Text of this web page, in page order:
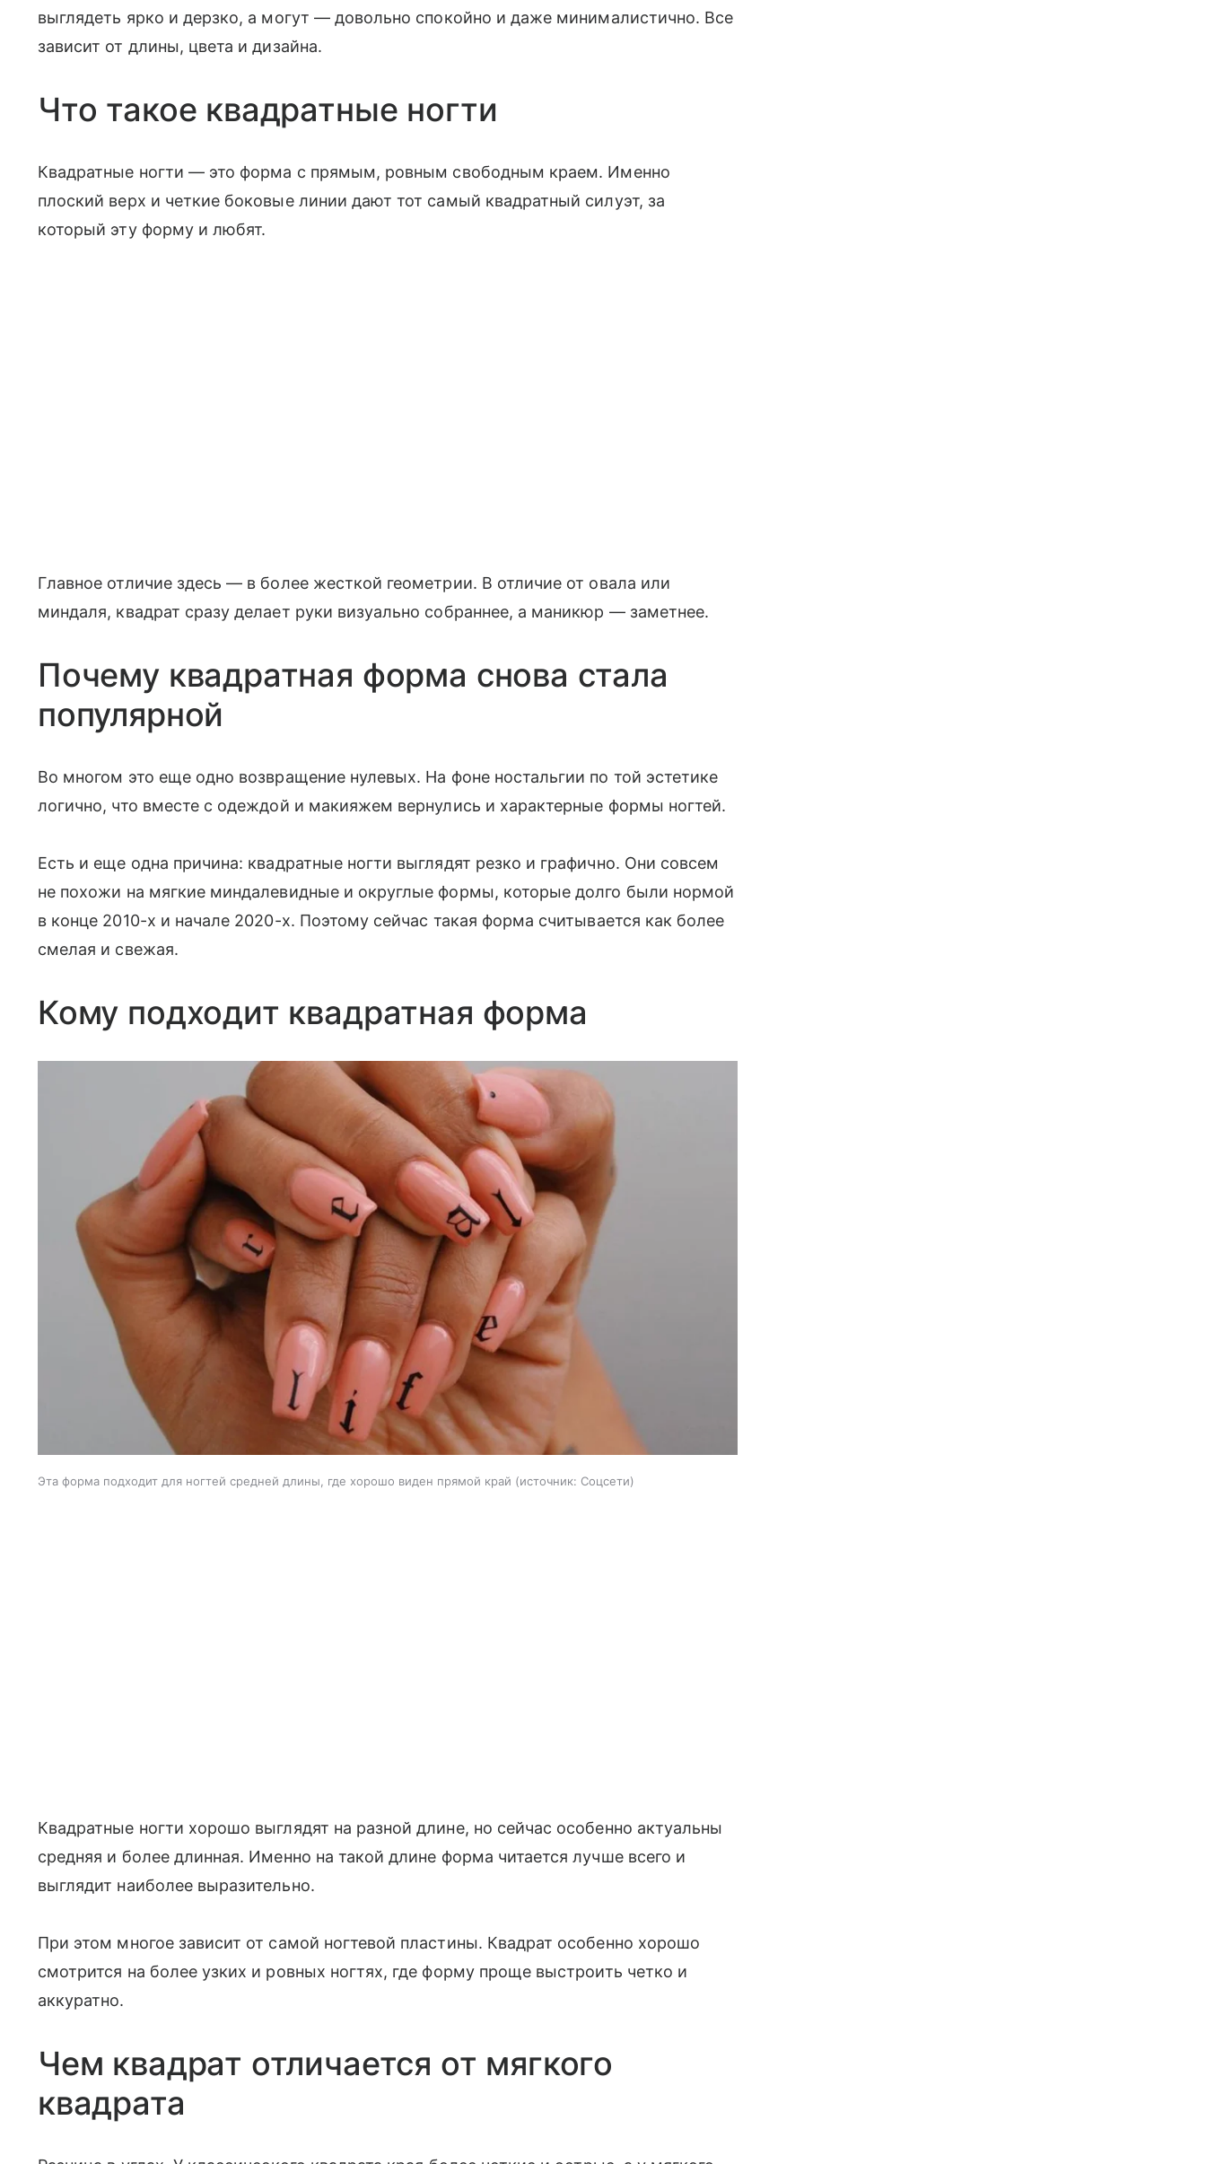
выглядеть ярко и дерзко, а могут — довольно спокойно и даже минималистично. Все
зависит от длины, цвета и дизайна.
Что такое квадратные ногти
Квадратные ногти — это форма с прямым, ровным свободным краем. Именно
плоский верх и четкие боковые линии дают тот самый квадратный силуэт, за
который эту форму и любят.
Главное отличие здесь — в более жесткой геометрии. В отличие от овала или
миндаля, квадрат сразу делает руки визуально собраннее, а маникюр — заметнее.
Почему квадратная форма снова стала
популярной
Во многом это еще одно возвращение нулевых. На фоне ностальгии по той эстетике
логично, что вместе с одеждой и макияжем вернулись и характерные формы ногтей.
Есть и еще одна причина: квадратные ногти выглядят резко и графично. Они совсем
не похожи на мягкие миндалевидные и округлые формы, которые долго были нормой
в конце 2010-х и начале 2020-х. Поэтому сейчас такая форма считывается как более
смелая и свежая.
Кому подходит квадратная форма
Эта форма подходит для ногтей средней длины, где хорошо виден прямой край источник: Соцсети
Квадратные ногти хорошо выглядят на разной длине, но сейчас особенно актуальны
средняя и более длинная. Именно на такой длине форма читается лучше всего и
выглядит наиболее выразительно.
При этом многое зависит от самой ногтевой пластины. Квадрат особенно хорошо
смотрится на более узких и ровных ногтях, где форму проще выстроить четко и
аккуратно.
Чем квадрат отличается от мягкого
квадрата